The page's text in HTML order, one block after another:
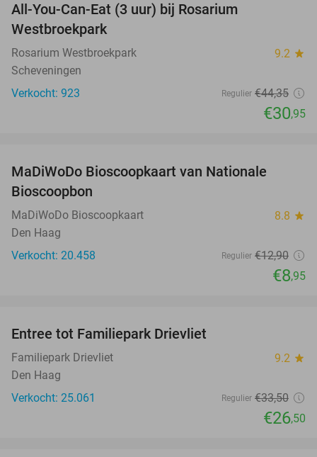
All-You-Can-Eat (3 uur) bij Rosarium
Westbroekpark
Rosarium Westbroekpark 9.2 star
Scheveningen
Verkocht: 923
Regulier €44,35
€30,95
MaDiWoDo Bioscoopkaart van Nationale
Bioscoopbon
MaDiWoDo Bioscoopkaart 8.8 star
Den Haag
Verkocht: 20.458
Regulier €12,90
€8,95
Entree tot Familiepark Drievliet
Familiepark Drievliet 9.2 star
Den Haag
Verkocht: 25.061
Regulier €33,50
€26,50